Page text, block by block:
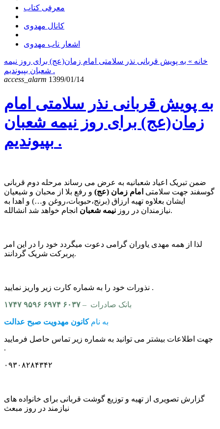
معرفی کتاب
کانال مهدوی
اشعار ناب مهدوی
خانه » به پویش قربانی نذر سلامتی امام زمان(عج) برای روز نیمه
شعبان بپیوندیم .
access_alarm 1399/01/14
به پویش قربانی نذر سلامتی امام
زمان(عج) برای روز نیمه شعبان
بپیوندیم .
ضمن تبریک اعیاد شعبانیه به عرض می رساند مرحله دوم قربانی
گوسفند جهت سلامتی امام زمان (عج) و رفع بلا از محبان و شیعیان
ایشان بعلاوه تهیه ارزاق (برنج،حبوبات،روغن و…) و اهدا به
نیازمندان در روز نیمه شعبان انجام خواهد شد انشالله.
لذا از همه مهدی یاوران گرامی دعوت میگردد خود را در این امر
پربرکت شریک گردانند.
نذورات خود را به شماره کارت زیر واریز نمایید .
۱۷۴۷ ۹۵۹۶ ۶۹۷۴ ۶۰۳۷ – بانک صادرات
به نام
جهت اطلاعات بیشتر می توانید به شماره زیر تماس حاصل فرمایید
.
۰۹۳۰۸۲۸۴۳۴۲
گزارش تصویری از تهیه و توزیع گوشت قربانی برای خانواده های
نیازمند در روز مبعث